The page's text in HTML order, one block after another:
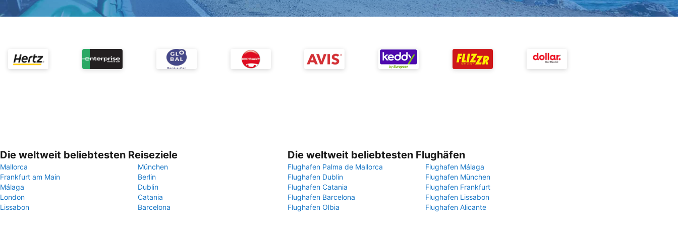
Die weltweit beliebtesten Reiseziele
Mallorca
München
Frankfurt am Main
Berlin
Málaga
Dublin
London
Catania
Lissabon
Barcelona
Die weltweit beliebtesten Flughäfen
Flughafen Palma de Mallorca
Flughafen Málaga
Flughafen Dublin
Flughafen München
Flughafen Catania
Flughafen Frankfurt
Flughafen Barcelona
Flughafen Lissabon
Flughafen Olbia
Flughafen Alicante